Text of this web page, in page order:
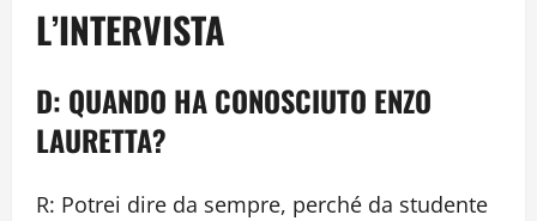
L’INTERVISTA
D: QUANDO HA CONOSCIUTO ENZO
LAURETTA?
R: Potrei dire da sempre, perché da studente